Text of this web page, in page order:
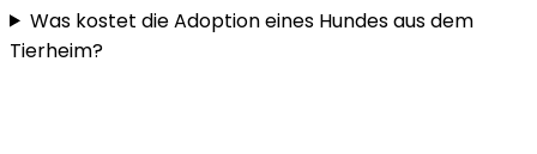
Was kostet die Adoption eines Hundes aus dem
Tierheim?